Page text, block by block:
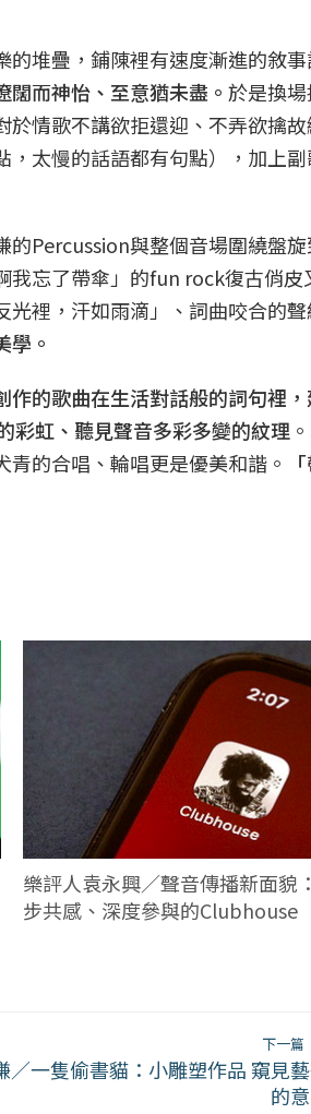
堆疊，鋪陳裡有速度漸進的敘事
而神怡、至意猶未盡。 於是換
情歌不講欲拒還迎、不弄欲擒故
太慢的話語都有句點），加上
的Percussion與整個音場圍繞盤
我忘了帶傘」的fun rock復古俏皮
裡，汗如雨滴」、詞曲咬合的
學。
作的歌曲在生活對話般的詞句裡
彩虹、聽見聲音多彩多變的紋理
的合唱、輪唱更是優美和諧。
樂評人袁永興／聲音傳播新面貌
步共感、深度參與的Clubhouse
下一篇
／一隻偷書貓：小雕塑作品 窺見
的